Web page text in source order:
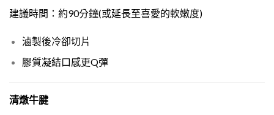
建議時間：約90分鐘(或延長至喜愛的軟嫩度)
滷製後冷卻切片
膠質凝結口感更Q彈
清燉牛腱